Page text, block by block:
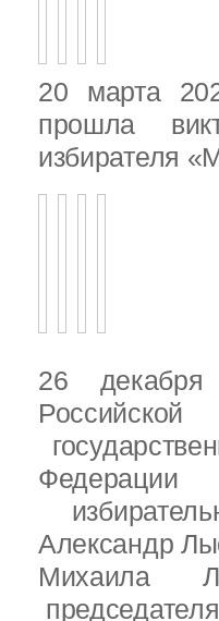
20 марта
прошла
избирателя
26
Александр
Михаила